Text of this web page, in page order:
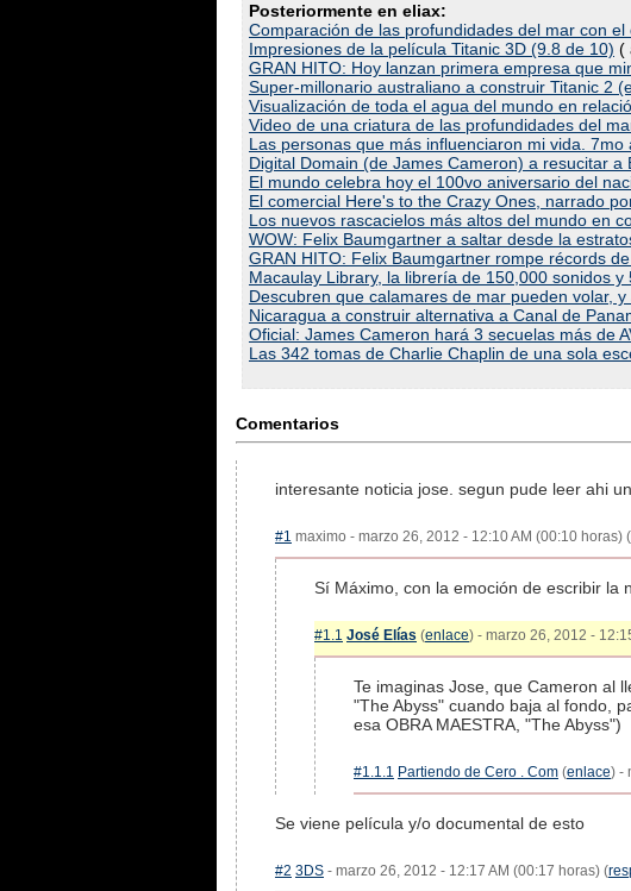
Posteriormente en eliax:
Comparación de las profundidades del mar con
Impresiones de la película Titanic 3D (9.8 de 10) (
GRAN HITO: Hoy lanzan primera empresa que
Super-millonario australiano a construir Titanic 2
Visualización de toda el agua del mundo en
Video de una criatura de las profundidades del
Las personas que más influenciaron mi vida. 7mo
Digital Domain (de James Cameron) a resucitar a
El mundo celebra hoy el 100vo aniversario del
El comercial Here's to the Crazy Ones, narrado
Los nuevos rascacielos más altos del mundo en
WOW: Felix Baumgartner a saltar desde la
GRAN HITO: Felix Baumgartner rompe récords
Macaulay Library, la librería de 150,000 sonidos
Descubren que calamares de mar pueden volar,
Nicaragua a construir alternativa a Canal de
Oficial: James Cameron hará 3 secuelas más de
Las 342 tomas de Charlie Chaplin de una sola
Comentarios
interesante noticia jose. segun pude leer ahi
#1 maximo - marzo 26, 2012 - 12:10 AM (00:10 horas) (
Sí Máximo, con la emoción de escribir la
#1.1 José Elías (enlace) - marzo 26, 2012 -
Te imaginas Jose, que Cameron al
"The Abyss" cuando baja al fondo,
esa OBRA MAESTRA, "The Abyss")
#1.1.1 Partiendo de Cero . Com (enlace) -
Se viene película y/o documental de esto
#2 3DS - marzo 26, 2012 - 12:17 AM (00:17 horas) (